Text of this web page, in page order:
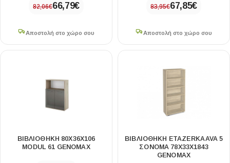
82,06€66,79€
Αποστολή στο χώρο σου
83,95€67,85€
Αποστολή στο χώρο σου
ΒΙΒΛΙΟΘΉΚΗ 80X36X106
MODUL 61 GENOMAX
ΒΙΒΛΙΟΘΉΚΗ ETAZERKA AVA 5
ΣΌΝΟΜΑ 78X33X1843
GENOMAX